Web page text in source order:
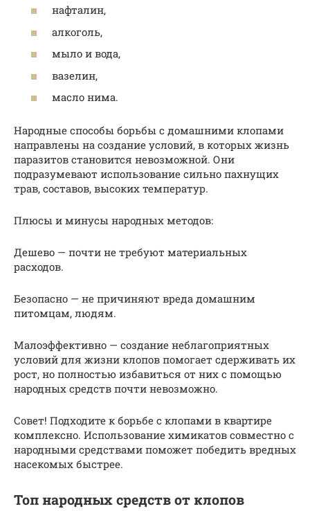
нафталин,
алкоголь,
мыло и вода,
вазелин,
масло нима.
Народные способы борьбы с домашними клопами
направлены на создание условий, в которых жизнь
паразитов становится невозможной. Они
подразумевают использование сильно пахнущих
трав, составов, высоких температур.
Плюсы и минусы народных методов:
Дешево — почти не требуют материальных
расходов.
Безопасно — не причиняют вреда домашним
питомцам, людям.
Малоэффективно — создание неблагоприятных
условий для жизни клопов помогает сдерживать их
рост, но полностью избавиться от них с помощью
народных средств почти невозможно.
Совет! Подходите к борьбе с клопами в квартире
комплексно. Использование химикатов совместно с
народными средствами поможет победить вредных
насекомых быстрее.
Топ народных средств от клопов